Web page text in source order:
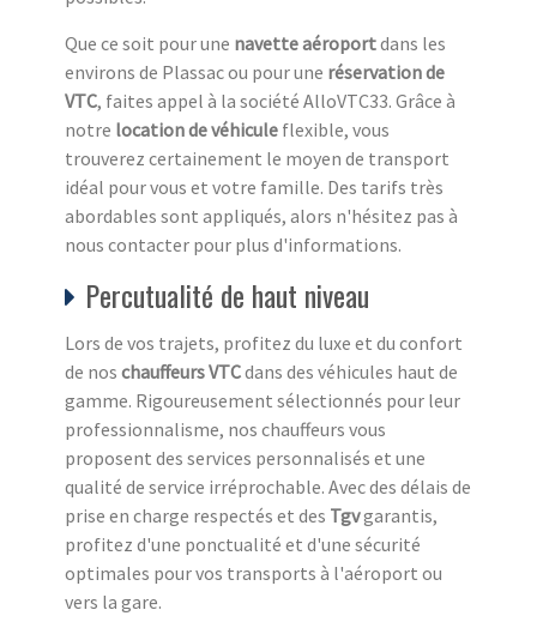
Que ce soit pour une navette aéroportdans les
environs de Plassac ou pour une réservation de
VTC, faites appel à la société AlloVTC33. Grâce à
notre location de véhicule flexible, vous
trouverez certainement le moyen de transport
idéal pour vous et votre famille. Des tarifs très
abordables sont appliqués, alors n'hésitez pas à
nous contacter pour plus d'informations.
Percutualité de haut niveau
Lors de vos trajets, profitez du luxe et du confort
de nos chauffeurs VTCdans des véhicules haut de
gamme. Rigoureusement sélectionnés pour leur
professionnalisme, nos chauffeurs vous
proposent des services personnalisés et une
qualité de service irréprochable. Avec des délais de
prise en charge respectés et des Tgvgarantis,
profitez d'une ponctualité et d'une sécurité
optimales pour vos transports à l'aéroport ou
vers la gare.